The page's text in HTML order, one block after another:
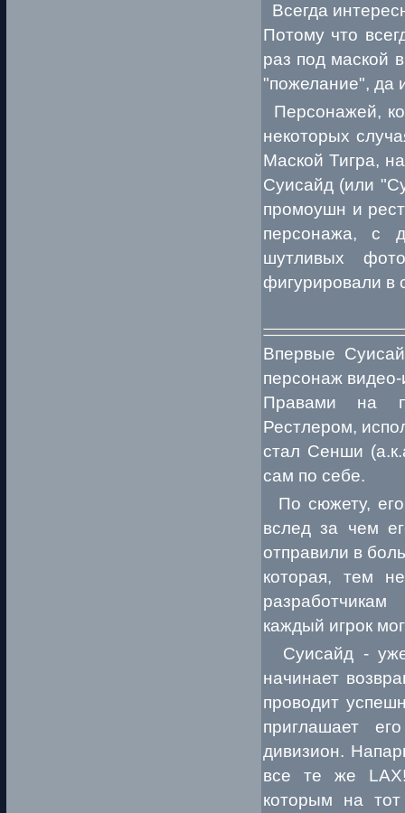
Всегда
Потому что
раз под маской
"пожелание", да
Персонажей,
некоторых
Маской Тигра,
Суисайд (или
промоушн и
персонажа, с
шутливых
фигурировали в
Впервые
персонаж
Правами на
Рестлером,
стал Сенши
сам по себе.
По сюжету, его
вслед за чем
отправили в
которая, тем
каждый игрок
Суисайд -
начинает
проводит
приглашает
дивизион.
все те же
которым на